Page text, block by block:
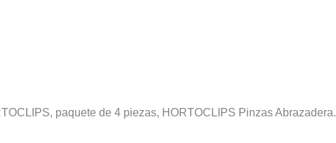
paquete de 4 piezas, HORTOCLIPS Pinzas Abrazadera.